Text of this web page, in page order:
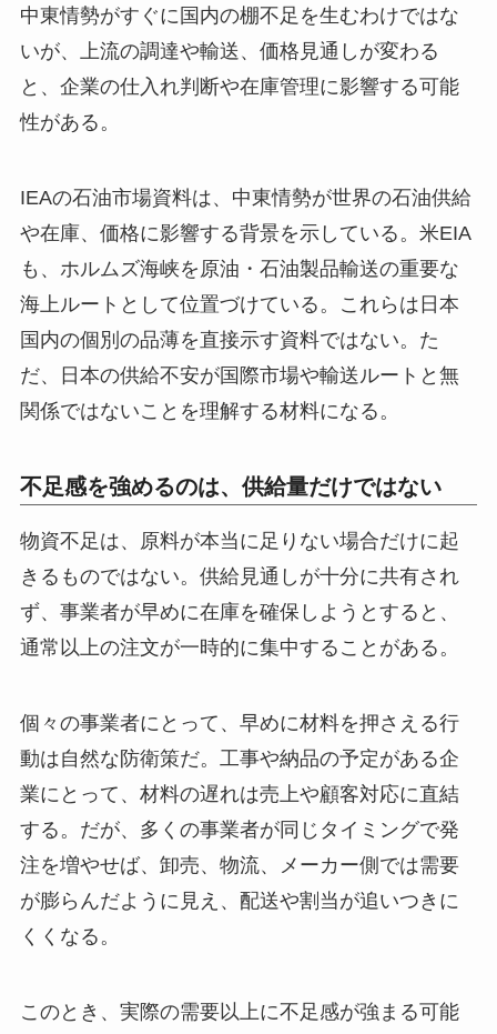
中東情勢がすぐに国内の棚不足を生むわけではな
いが、上流の調達や輸送、価格見通しが変わる
と、企業の仕入れ判断や在庫管理に影響する可能
性がある。
IEAの石油市場資料は、中東情勢が世界の石油供給
や在庫、価格に影響する背景を示している。米EIA
も、ホルムズ海峡を原油・石油製品輸送の重要な
海上ルートとして位置づけている。これらは日本
国内の個別の品薄を直接示す資料ではない。た
だ、日本の供給不安が国際市場や輸送ルートと無
関係ではないことを理解する材料になる。
不足感を強めるのは、供給量だけではない
物資不足は、原料が本当に足りない場合だけに起
きるものではない。供給見通しが十分に共有され
ず、事業者が早めに在庫を確保しようとすると、
通常以上の注文が一時的に集中することがある。
個々の事業者にとって、早めに材料を押さえる行
動は自然な防衛策だ。工事や納品の予定がある企
業にとって、材料の遅れは売上や顧客対応に直結
する。だが、多くの事業者が同じタイミングで発
注を増やせば、卸売、物流、メーカー側では需要
が膨らんだように見え、配送や割当が追いつきに
くくなる。
このとき、実際の需要以上に不足感が強まる可能